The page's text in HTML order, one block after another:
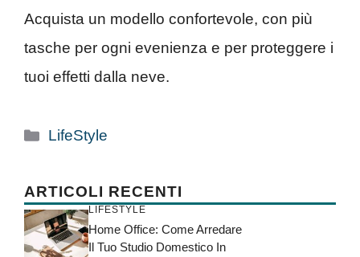
Acquista un modello confortevole, con più
tasche per ogni evenienza e per proteggere i
tuoi effetti dalla neve.
Categorie
LifeStyle
ARTICOLI RECENTI
LIFESTYLE
Home Office: Come Arredare
Il Tuo Studio Domestico In